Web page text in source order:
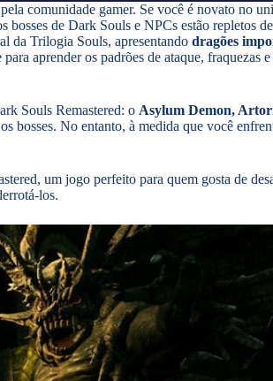
comunidade gamer. Se você é novato no
de Dark Souls e NPCs estão repletos
da Trilogia Souls, apresentando dragões
aprender os padrões de ataque, fraquezas
Souls Remastered: o Asylum Demon,
bosses. No entanto, à medida que você
um jogo perfeito para quem gosta de
los.